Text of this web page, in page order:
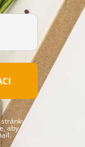
aby